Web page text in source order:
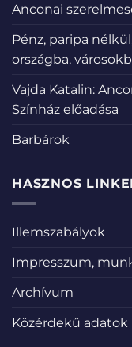
Anconai
Pénz, paripa
országba,
Vajda Katalin:
Színház előadása
Barbárok
HASZNOS
Illemszabályok
Impresszum,
Archívum
Közérdekű adatok